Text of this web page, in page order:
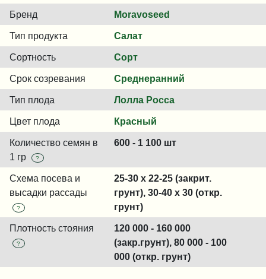
Бренд Moravoseed
Тип продукта Салат
Сортность Сорт
Срок созревания Среднеранний
Тип плода Лолла Росса
Цвет плода Красный
Количество семян в
1 гр
?
600 - 1 100 шт
Схема посева и
высадки рассады
?
25-30 x 22-25 (закрит.
грунт), 30-40 x 30 (откр.
грунт)
Плотность стояния
?
120 000 - 160 000
(закр.грунт), 80 000 - 100
000 (откр. грунт)